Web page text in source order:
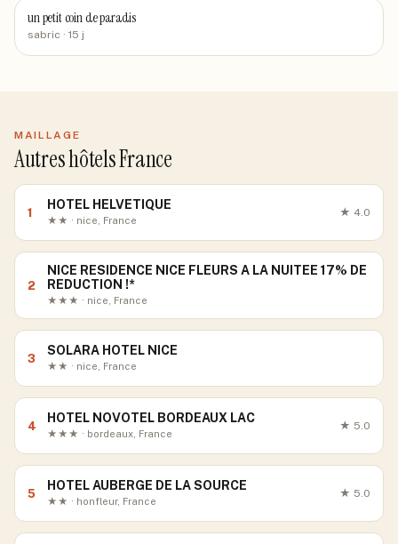
un petit coin de paradis
sabric · 15 j
MAILLAGE
Autres hôtels France
1
HOTEL HELVETIQUE
★★ · nice, France
★ 4.0
2
NICE RESIDENCE NICE FLEURS A LA NUITEE 17% DE
REDUCTION !*
★★★ · nice, France
3
SOLARA HOTEL NICE
★★ · nice, France
4
HOTEL NOVOTEL BORDEAUX LAC
★★★ · bordeaux, France
★ 5.0
5
HOTEL AUBERGE DE LA SOURCE
★★ · honfleur, France
★ 5.0